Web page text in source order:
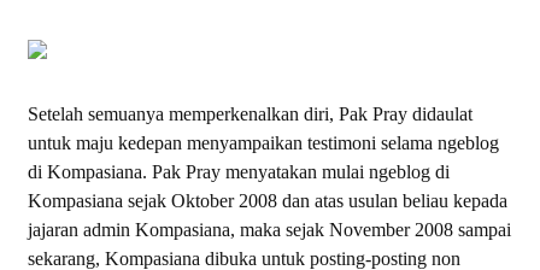
Setelah semuanya memperkenalkan diri, Pak Pray didaulat
untuk maju kedepan menyampaikan testimoni selama ngeblog
di Kompasiana. Pak Pray menyatakan mulai ngeblog di
Kompasiana sejak Oktober 2008 dan atas usulan beliau kepada
jajaran admin Kompasiana, maka sejak November 2008 sampai
sekarang, Kompasiana dibuka untuk posting-posting non